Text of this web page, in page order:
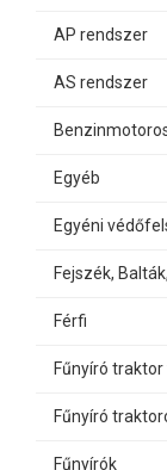
AP rendszer
AS rendszer
Egyéb
Egyéni
Fejszék,
Férfi
Fűnyíró
Fűnyíró
Fűnyírók